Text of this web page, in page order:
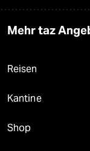
Mehr taz
Reisen
Kantine
Shop